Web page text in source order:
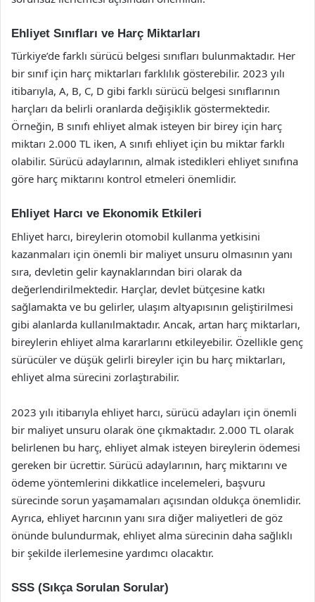
Ehliyet Sınıfları ve Harç Miktarları
Türkiye’de farklı sürücü belgesi sınıfları bulunmaktadır. Her
bir sınıf için harç miktarları farklılık gösterebilir. 2023 yılı
itibarıyla, A, B, C, D gibi farklı sürücü belgesi sınıflarının
harçları da belirli oranlarda değişiklik göstermektedir.
Örneğin, B sınıfı ehliyet almak isteyen bir birey için harç
miktarı 2.000 TL iken, A sınıfı ehliyet için bu miktar farklı
olabilir. Sürücü adaylarının, almak istedikleri ehliyet sınıfına
göre harç miktarını kontrol etmeleri önemlidir.
Ehliyet Harcı ve Ekonomik Etkileri
Ehliyet harcı, bireylerin otomobil kullanma yetkisini
kazanmaları için önemli bir maliyet unsuru olmasının yanı
sıra, devletin gelir kaynaklarından biri olarak da
değerlendirilmektedir. Harçlar, devlet bütçesine katkı
sağlamakta ve bu gelirler, ulaşım altyapısının geliştirilmesi
gibi alanlarda kullanılmaktadır. Ancak, artan harç miktarları,
bireylerin ehliyet alma kararlarını etkileyebilir. Özellikle genç
sürücüler ve düşük gelirli bireyler için bu harç miktarları,
ehliyet alma sürecini zorlaştırabilir.
2023 yılı itibarıyla ehliyet harcı, sürücü adayları için önemli
bir maliyet unsuru olarak öne çıkmaktadır. 2.000 TL olarak
belirlenen bu harç, ehliyet almak isteyen bireylerin ödemesi
gereken bir ücrettir. Sürücü adaylarının, harç miktarını ve
ödeme yöntemlerini dikkatlice incelemeleri, başvuru
sürecinde sorun yaşamamaları açısından oldukça önemlidir.
Ayrıca, ehliyet harcının yanı sıra diğer maliyetleri de göz
önünde bulundurmak, ehliyet alma sürecinin daha sağlıklı
bir şekilde ilerlemesine yardımcı olacaktır.
SSS (Sıkça Sorulan Sorular)